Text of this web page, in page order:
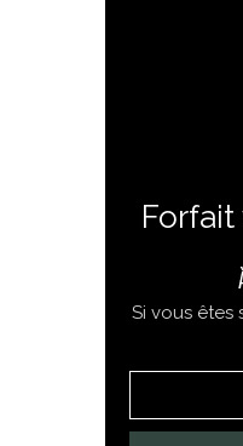
Si vous êtes